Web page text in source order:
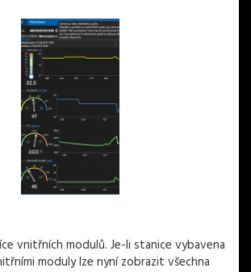
vnitřních modulů. Je-li stanice vybavena
moduly lze nyní zobrazit všechna